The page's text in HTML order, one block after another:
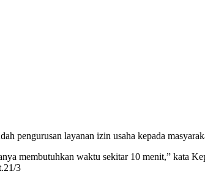
pengurusan layanan izin usaha kepada
membutuhkan waktu sekitar 10 menit,” kata
3